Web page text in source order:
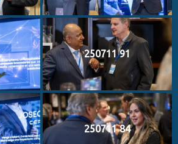
250711 91
250711 84